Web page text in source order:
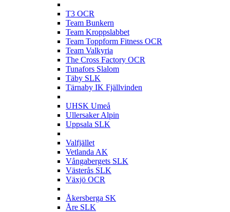
T3 OCR
Team Bunkern
Team Kroppslabbet
Team Toppform Fitness OCR
Team Valkyria
The Cross Factory OCR
Tunafors Slalom
Täby SLK
Tärnaby IK Fjällvinden
UHSK Umeå
Ullersaker Alpin
Uppsala SLK
Valfjället
Vetlanda AK
Vångabergets SLK
Västerås SLK
Växjö OCR
Åkersberga SK
Åre SLK